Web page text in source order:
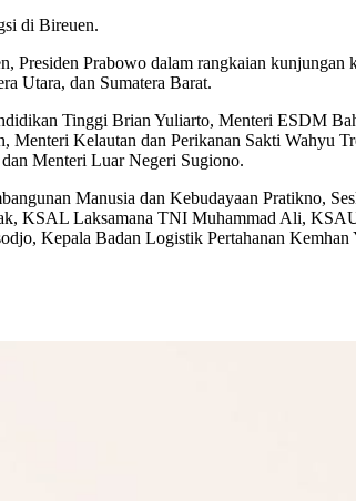
di Bireuen.
Presiden Prabowo dalam rangkaian
Utara, dan Sumatera Barat.
Tinggi Brian Yuliarto, Menteri ESDM
Kelautan dan Perikanan Sakti Wahyu
Menteri Luar Negeri Sugiono.
Manusia dan Kebudayaan Pratikno,
KSAL Laksamana TNI Muhammad Ali,
Kepala Badan Logistik Pertahanan Kemhan